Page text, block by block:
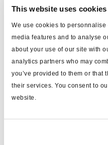
This website uses cookies
We use cookies to
media features and to analyse
about your use of our site with
analytics partners who may
you’ve provided to them or that
their services. You consent to
website.
de carga.
El número de vehículos
aumentará en los
presenta ventajas
conservadoras, alrededor
100% de los autobuses